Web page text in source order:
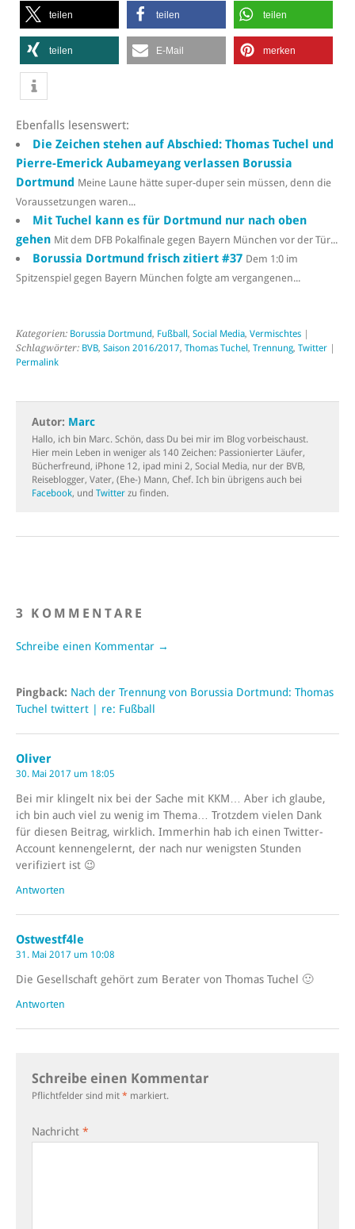
teilen teilen teilen
teilen E-Mail merken
Ebenfalls lesenswert:
Die Zeichen stehen auf Abschied: Thomas Tuchel und
Pierre-Emerick Aubameyang verlassen Borussia
Dortmund Meine Laune hätte super-duper sein müssen, denn die
Voraussetzungen waren...
Mit Tuchel kann es für Dortmund nur nach oben
gehen Mit dem DFB Pokalfinale gegen Bayern München vor der Tür...
Borussia Dortmund frisch zitiert #37 Dem 1:0 im
Spitzenspiel gegen Bayern München folgte am vergangenen...
Kategorien: Borussia Dortmund, Fußball , Social Media, Vermischtes
Schlagwörter: BVB, Saison 2016/2017, Thomas Tuchel , Trennung, Twitter
Permalink
Autor: Marc
Hallo, ich bin Marc. Schön, dass Du bei mir im Blog vorbeischaust.
Hier mein Leben in weniger als 140 Zeichen: Passionierter Läufer,
Bücherfreund, iPhone 12, ipad mini 2, Social Media, nur der BVB,
Reiseblogger, Vater, (Ehe-) Mann, Chef. Ich bin übrigens auch bei
Facebook, und Twitter zu finden.
3 KOMMENTARE
Schreibe einen Kommentar →
Pingback: Nach der Trennung von Borussia Dortmund: Thomas
Tuchel twittert | re: Fußball
Oliver
30. Mai 2017 um 18:05
Bei mir klingelt nix bei der Sache mit KKM… Aber ich glaube,
ich bin auch viel zu wenig im Thema… Trotzdem vielen Dank
für diesen Beitrag, wirklich. Immerhin hab ich einen Twitter-
Account kennengelernt, der nach nur wenigsten Stunden
verifiziert ist 😉
Antworten
Ostwestf4le
31. Mai 2017 um 10:08
Die Gesellschaft gehört zum Berater von Thomas Tuchel 🙂
Antworten
Schreibe einen Kommentar
Pflichtfelder sind mit * markiert.
Nachricht *